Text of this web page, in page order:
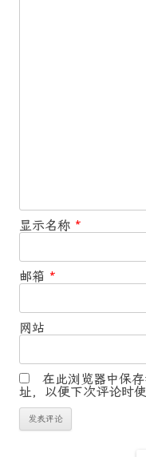
显示名称 *
邮箱 *
网站
在此浏览器中保
址，以便下次评论时使